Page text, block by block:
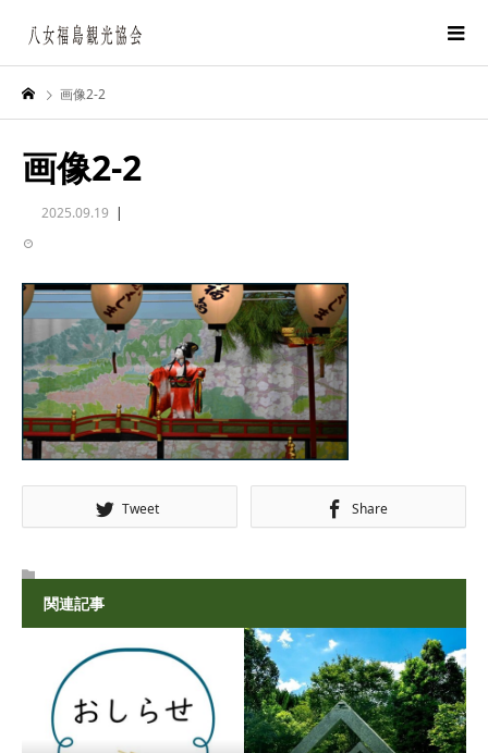
画像2-2
画像2-2
2025.09.19
Tweet Share
関連記事